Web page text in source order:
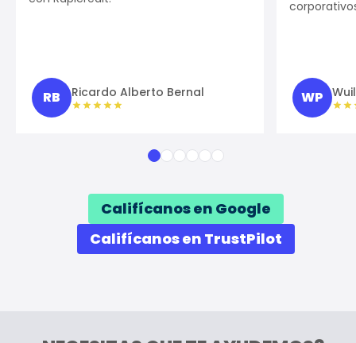
RB Ricardo Alberto Bernal WP
Califícanos en Google
Califícanos en TrustPilot